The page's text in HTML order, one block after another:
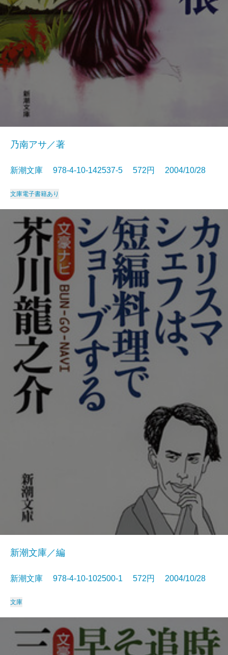
乃南アサ／著
新潮文庫 978-4-10-142537-5 572円 2004/10/28
文庫電子書籍あり
新潮文庫／編
新潮文庫 978-4-10-102500-1 572円 2004/10/28
文庫